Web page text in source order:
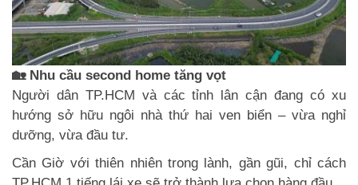
🏡 Nhu cầu second home tăng vọt
Người dân TP.HCM và các tỉnh lân cận đang có xu
hướng sở hữu ngôi nhà thứ hai ven biển – vừa nghỉ
dưỡng, vừa đầu tư.
Cần Giờ với thiên nhiên trong lành, gần gũi, chỉ cách